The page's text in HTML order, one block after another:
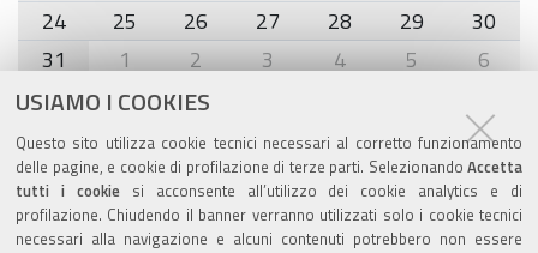
USIAMO I COOKIES
Questo sito utilizza cookie tecnici necessari al corretto funzionamento
delle pagine, e cookie di profilazione di terze parti. Selezionando Accetta
tutti i cookiesi acconsente all’utilizzo dei cookie analytics e di
profilazione. Chiudendo il banner verranno utilizzati solo i cookie tecnici
necessari alla navigazione e alcuni contenuti potrebbero non essere
24
25 26 27 28 29
30
31
1 2 3 4 5 6
Agenda eventi
torna alla sezione